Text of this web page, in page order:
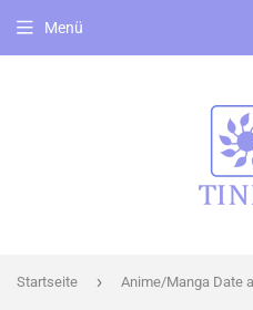
Menü
Startseite ›